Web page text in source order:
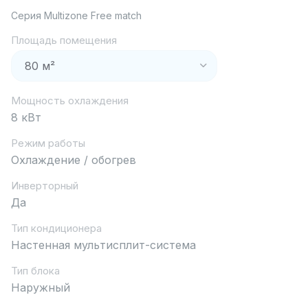
Серия Multizone Free match
Площадь помещения
Мощность охлаждения
8 кВт
Режим работы
Охлаждение / обогрев
Инверторный
Да
Тип кондиционера
Настенная мультисплит-система
Тип блока
Наружный